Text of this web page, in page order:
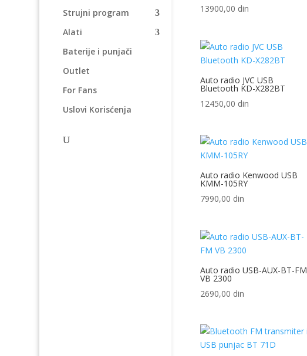
Strujni program
Alati
Baterije i punjači
Outlet
For Fans
Uslovi Korisćenja
13900,00 din
Auto radio JVC USB
Bluetooth KD-X282BT
12450,00 din
Auto radio Kenwood USB
KMM-105RY
7990,00 din
Auto radio USB-AUX-BT-FM
VB 2300
2690,00 din